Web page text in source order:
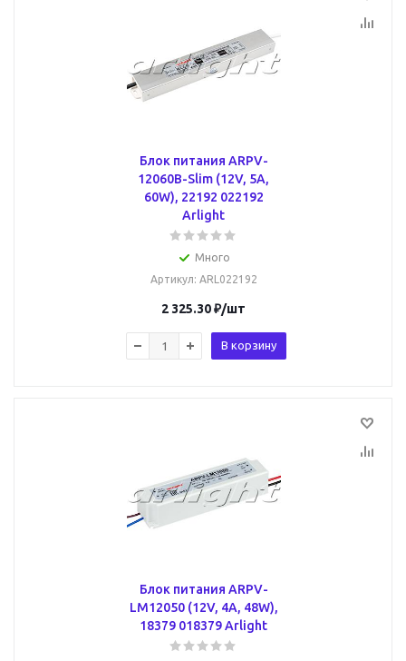
Блок питания ARPV-
12060B-Slim (12V, 5A,
60W), 22192 022192
Arlight
Много
Артикул: ARL022192
2 325.30₽/шт
В корзину
Блок питания ARPV-
LM12050 (12V, 4A, 48W),
18379 018379 Arlight